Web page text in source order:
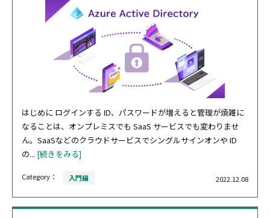
はじめに ログインする ID、パスワードが増えると管理が煩雑に
なることは、オンプレミスでも SaaS サービスでも変わりませ
ん。SaaSなどのクラウドサービスでシングルサインオンや ID
の... [続きをみる]
Category： 入門編 2022.12.08